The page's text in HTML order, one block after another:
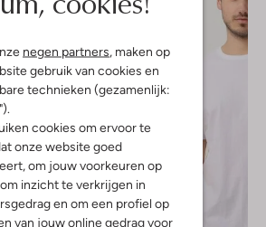
negen partners, maken op
gebruik van cookies en
technieken (gezamenlijk:
cookies om ervoor te
onze website goed
om jouw voorkeuren op
inzicht te verkrijgen in
en om een profiel op
van jouw online gedrag voor